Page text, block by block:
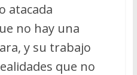
atacada
no hay una
y su trabajo
que no